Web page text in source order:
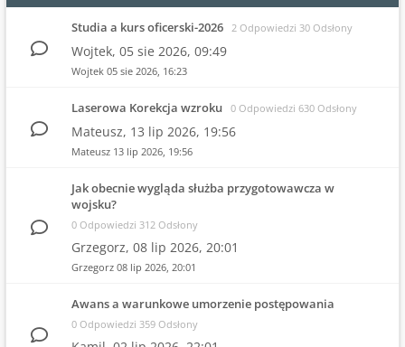
Studia a kurs oficerski-2026 2 Odpowiedzi 30 Odsłony
Wojtek, 05 sie 2026, 09:49
Wojtek 05 sie 2026, 16:23
Laserowa Korekcja wzroku 0 Odpowiedzi 630 Odsłony
Mateusz, 13 lip 2026, 19:56
Mateusz 13 lip 2026, 19:56
Jak obecnie wygląda służba przygotowawcza w
wojsku?
0 Odpowiedzi 312 Odsłony
Grzegorz, 08 lip 2026, 20:01
Grzegorz 08 lip 2026, 20:01
Awans a warunkowe umorzenie postępowania
0 Odpowiedzi 359 Odsłony